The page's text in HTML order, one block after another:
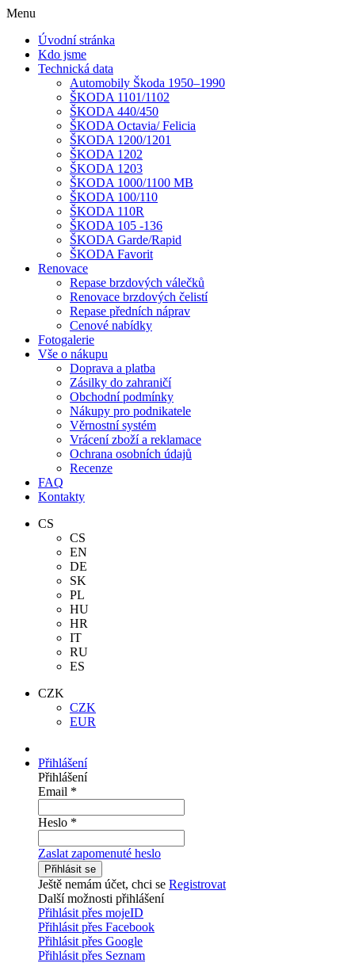
Menu
Úvodní stránka
Kdo jsme
Technická data
Automobily Škoda 1950–1990
ŠKODA 1101/1102
ŠKODA 440/450
ŠKODA Octavia/ Felicia
ŠKODA 1200/1201
ŠKODA 1202
ŠKODA 1203
ŠKODA 1000/1100 MB
ŠKODA 100/110
ŠKODA 110R
ŠKODA 105 -136
ŠKODA Garde/Rapid
ŠKODA Favorit
Renovace
Repase brzdových válečků
Renovace brzdových čelistí
Repase předních náprav
Cenové nabídky
Fotogalerie
Vše o nákupu
Doprava a platba
Zásilky do zahraničí
Obchodní podmínky
Nákupy pro podnikatele
Věrnostní systém
Vrácení zboží a reklamace
Ochrana osobních údajů
Recenze
FAQ
Kontakty
CS
CS
EN
DE
SK
PL
HU
HR
IT
RU
ES
CZK
CZK
EUR
Přihlášení
Přihlášení
Email *
Heslo *
Zaslat zapomenuté heslo
Přihlásit se
Ještě nemám účet, chci se Registrovat
Další možnosti přihlášení
Přihlásit přes mojeID
Přihlásit přes Facebook
Přihlásit přes Google
Přihlásit přes Seznam